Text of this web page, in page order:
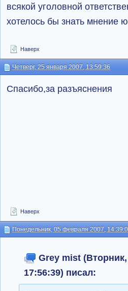
всякой уголовной
хотелось бы знать мнение
Наверх
Четверг, 25 января 2007, 13:59:36
Спасибо,за разъяснения
Наверх
Понедельник, 05 февраля 2007,
Grey mist
17:56:39) писал: